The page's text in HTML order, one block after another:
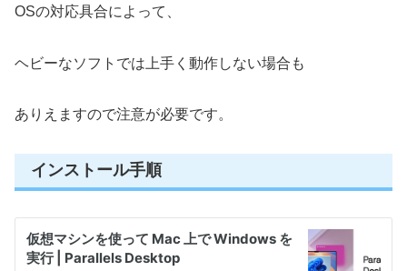
OSの対応具合によって、
ヘビーなソフトでは上手く動作しない場合も
ありえますので注意が必要です。
インストール手順